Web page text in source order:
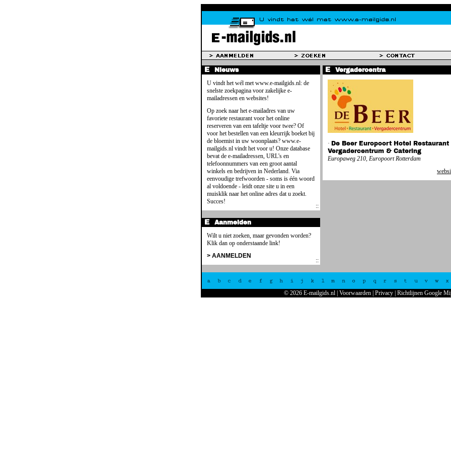
Nieuws
U vindt het wél met www.e-mailgids.nl: de
snelste zoekpagina voor zakelijke e-
mailadressen en websites!
Op zoek naar het e-mailadres van uw
favoriete restaurant voor het online
reserveren van een tafeltje voor twee? Of
voor het bestellen van een kleurrijk boeket bij
de bloemist in uw woonplaats? www.e-
mailgids.nl vindt het voor u! Onze database
bevat de e-mailadressen, URL's en
telefoonnummers van een groot aantal
winkels en bedrijven in Nederland. Via
eenvoudige trefwoorden - soms is één woord
al voldoende - leidt onze site u in een
muisklik naar het online adres dat u zoekt.
Succes!
Aanmelden
Wilt u niet zoeken, maar gevonden worden?
Klik dan op onderstaande link!
> AANMELDEN
Vergadercentra
· De Beer Europoort Hotel Restaurant
Vergadercentrum & Catering
Europaweg 210, Europoort Rotterdam
a b c d e f g h i j k l m n o p q r s t u v w x
© 2026 E-mailgids.nl Voorwaarden Privacy Richtlijnen Google